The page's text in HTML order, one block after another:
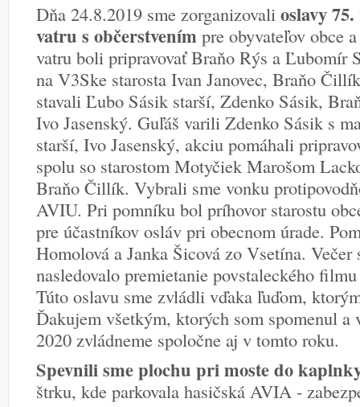
Dňa 24.8.2019 sme zorganizovalioslavy
vatru s občerstvenímpre obyvateľov obce
vatru boli pripravovať Braňo Rýs a Ľubomír
na V3Ske starosta Ivan Janovec, Braňo
stavali Ľubo Sásik starší, Zdenko Sásik,
Ivo Jasenský. Guľáš varili Zdenko Sásik s
starší, Ivo Jasenský, akciu pomáhali
spolu so starostom Motyčiek Marošom
Braňo Čillík. Vybrali sme vonku
AVIU. Pri pomníku bol príhovor starostu
pre účastníkov osláv pri obecnom úrade.
Homolová a Janka Šicová zo Vsetína. Večer
nasledovalo premietanie povstaleckého
Túto oslavu sme zvládli vďaka ľuďom,
Ďakujem všetkým, ktorých som spomenul a
2020 zvládneme spoločne aj v tomto roku.
Spevnili sme plochu pri moste do
štrku, kde parkovala hasičská AVIA -